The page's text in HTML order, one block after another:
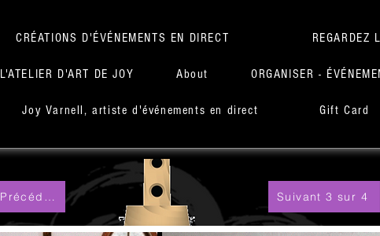
CRÉATIONS D'ÉVÉNEMENTS EN DIRECT REGARDEZ
L'ATELIER D'ART DE JOY About ORGANISER -
Joy Varnell, artiste d'événements en direct Gift Card
1 sur 4 Précédent Suivant 3 sur 4